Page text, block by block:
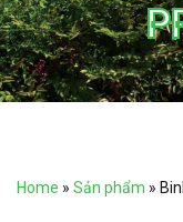
Home » Sản phẩm »